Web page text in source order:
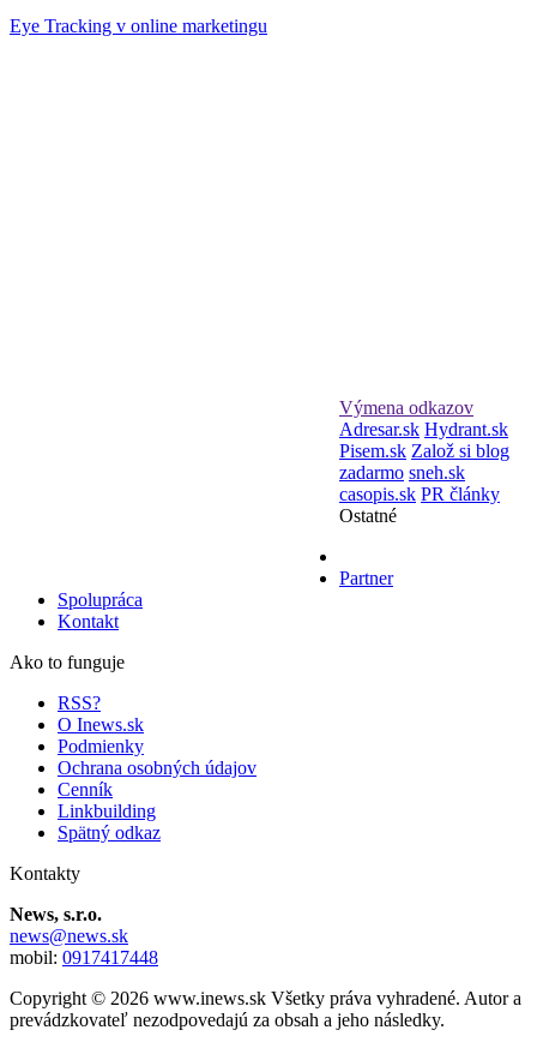
Eye Tracking v online marketingu
Výmena odkazov
Adresar.sk Hydrant.sk
Pisem.sk Založ si blog
zadarmo sneh.sk
casopis.sk PR články
Ostatné
Partner
Spolupráca
Kontakt
Ako to funguje
RSS?
O Inews.sk
Podmienky
Ochrana osobných údajov
Cenník
Linkbuilding
Spätný odkaz
Kontakty
News, s.r.o.
news@news.sk
mobil: 0917417448
Copyright © 2026 www.inews.sk Všetky práva vyhradené. Autor a
prevádzkovateľ nezodpovedajú za obsah a jeho následky.